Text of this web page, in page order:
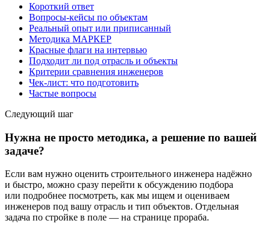
Короткий ответ
Вопросы-кейсы по объектам
Реальный опыт или приписанный
Методика МАРКЕР
Красные флаги на интервью
Подходит ли под отрасль и объекты
Критерии сравнения инженеров
Чек-лист: что подготовить
Частые вопросы
Следующий шаг
Нужна не просто методика, а решение по вашей
задаче?
Если вам нужно оценить строительного инженера надёжно
и быстро, можно сразу перейти к обсуждению подбора
или подробнее посмотреть, как мы ищем и оцениваем
инженеров под вашу отрасль и тип объектов. Отдельная
задача по стройке в поле — на странице прораба.